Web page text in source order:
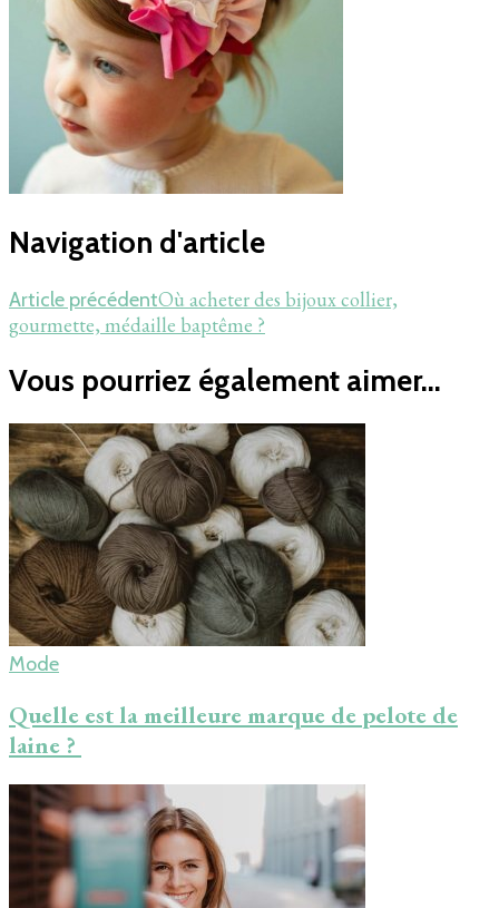
Navigation d'article
Article précédentOù acheter des bijoux collier,
gourmette, médaille baptême ?
Vous pourriez également aimer...
Mode
Quelle est la meilleure marque de pelote de
laine ?